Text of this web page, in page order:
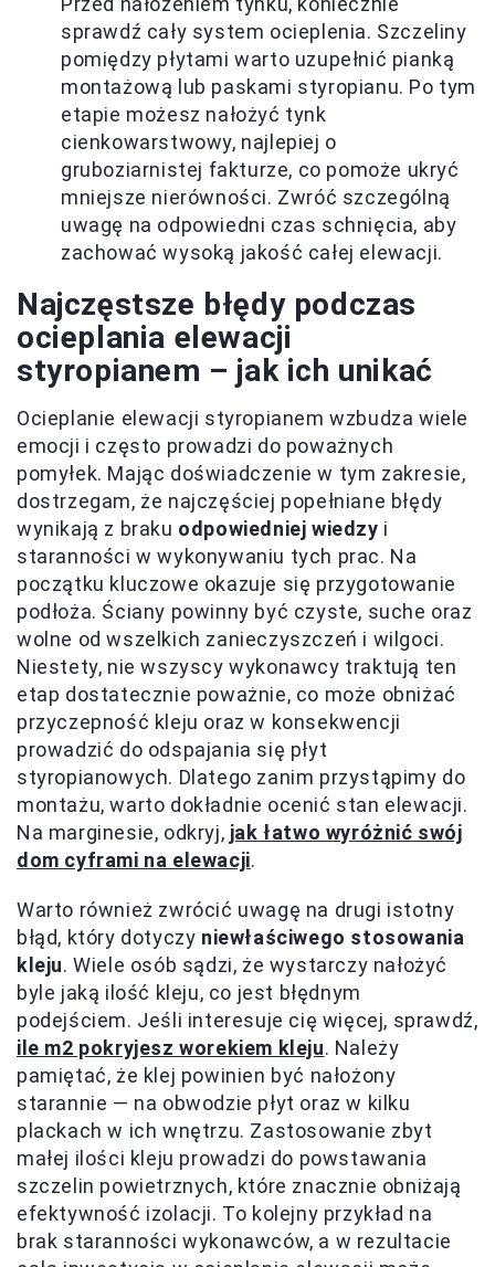
sprawdź cały system ocieplenia. Szczeliny
pomiędzy płytami warto uzupełnić pianką
montażową lub paskami styropianu. Po tym
etapie możesz nałożyć tynk
cienkowarstwowy, najlepiej o
gruboziarnistej fakturze, co pomoże ukryć
mniejsze nierówności. Zwróć szczególną
uwagę na odpowiedni czas schnięcia, aby
zachować wysoką jakość całej elewacji.
Najczęstsze błędy podczas
ocieplania elewacji
styropianem – jak ich unikać
Ocieplanie elewacji styropianem wzbudza wiele
emocji i często prowadzi do poważnych
pomyłek. Mając doświadczenie w tym zakresie,
dostrzegam, że najczęściej popełniane błędy
wynikają z braku odpowiedniej wiedzy i
staranności w wykonywaniu tych prac. Na
początku kluczowe okazuje się przygotowanie
podłoża. Ściany powinny być czyste, suche oraz
wolne od wszelkich zanieczyszczeń i wilgoci.
Niestety, nie wszyscy wykonawcy traktują ten
etap dostatecznie poważnie, co może obniżać
przyczepność kleju oraz w konsekwencji
prowadzić do odspajania się płyt
styropianowych. Dlatego zanim przystąpimy do
montażu, warto dokładnie ocenić stan elewacji.
Na marginesie, odkryj, jak łatwo wyróżnić swój
dom cyframi na elewacji.
Warto również zwrócić uwagę na drugi istotny
błąd, który dotyczy niewłaściwego stosowania
kleju. Wiele osób sądzi, że wystarczy nałożyć
byle jaką ilość kleju, co jest błędnym
podejściem. Jeśli interesuje cię więcej, sprawdź,
ile m2 pokryjesz worekiem kleju. Należy
pamiętać, że klej powinien być nałożony
starannie — na obwodzie płyt oraz w kilku
plackach w ich wnętrzu. Zastosowanie zbyt
małej ilości kleju prowadzi do powstawania
szczelin powietrznych, które znacznie obniżają
efektywność izolacji. To kolejny przykład na
brak staranności wykonawców, a w rezultacie